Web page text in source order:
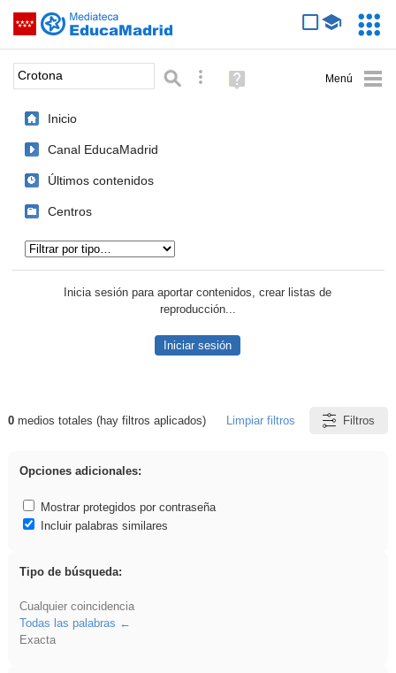
Saltar navegación
Palabra o frase: Búsqueda avanzada
Ayuda
(en
Inicio
Canal EducaMadrid
Últimos contenidos
Centros
Inicia sesión para aportar contenidos, crear listas de
reproducción...
Iniciar sesión
Resultados de: Crotona
0medios totales (hay filtros aplicados) Limpiar filtros Filtros
Opciones adicionales:
Mostrar protegidos por contraseña
Incluir palabras similares
Tipo de búsqueda:
Cualquier coincidencia
Todas las palabras
Exacta